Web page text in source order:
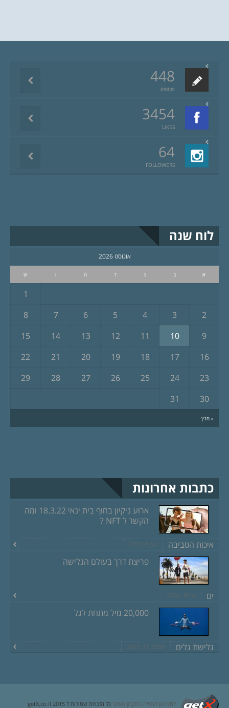
448
פוסטים
3454
LIKES
64
FOLLOWERS
לוח שנה
אוגוסט 2026
א ב ג ד ה ו ש
« מרץ
1
2
3
4
5
6
7
8
9
10
11
12
13
14
15
16
17
18
19
20
21
22
23
24
25
26
27
28
29
30
31
כתבות אחרונות
ארוע ניקיון בחוף בית ינאי 18.3.22 ומה
הקשר ל NFT ?
איכות הסביבה מרץ 8, 2022
פריצת דרך בעולם הגלישה
ים יוני 18, 2020
20,000 מיל מתחת לגל
גלישת גלים דצמבר 13, 2019
לחץ כאן לצפייה בתקנון האתר כל הזכויות שמורות ל getX.co.il 2015